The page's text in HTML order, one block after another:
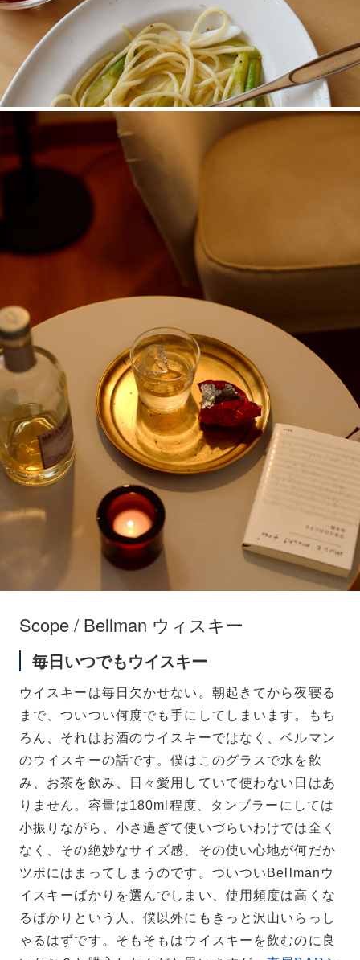
Scope / Bellman ウィスキー
毎日いつでもウイスキー
ウイスキーは毎日欠かせない。朝起きてから夜寝る
まで、ついつい何度でも手にしてしまいます。もち
ろん、それはお酒のウイスキーではなく、ベルマン
のウイスキーの話です。僕はこのグラスで水を飲
み、お茶を飲み、日々愛用していて使わない日はあ
りません。容量は180ml程度、タンブラーにしては
小振りながら、小さ過ぎて使いづらいわけでは全く
なく、その絶妙なサイズ感、その使い心地が何だか
ツボにはまってしまうのです。ついついBellmanウ
イスキーばかりを選んでしまい、使用頻度は高くな
るばかりという人、僕以外にもきっと沢山いらっし
ゃるはずです。そもそもはウイスキーを飲むのに良